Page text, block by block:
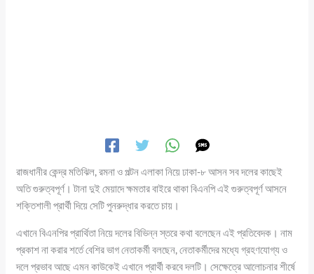
রাজধানীর কেন্দ্র মতিঝিল, রমনা ও পল্টন এলাকা নিয়ে ঢাকা-৮ আসন সব দলের কাছেই
অতি গুরুত্বপূর্ণ। টানা দুই মেয়াদে ক্ষমতার বাইরে থাকা বিএনপি এই গুরুত্বপূর্ণ আসনে
শক্তিশালী প্রার্থী দিয়ে সেটি পুনরুদ্ধার করতে চায়।
এখানে বিএনপির প্রার্থিতা নিয়ে দলের বিভিন্ন স্তরে কথা বলেছেন এই প্রতিবেদক। নাম
প্রকাশ না করার শর্তে বেশির ভাগ নেতাকর্মী বলছেন, নেতাকর্মীদের মধ্যে গ্রহণযোগ্য ও
দলে প্রভাব আছে এমন কাউকেই এখানে প্রার্থী করবে দলটি। সেক্ষেত্রে আলোচনার শীর্ষে